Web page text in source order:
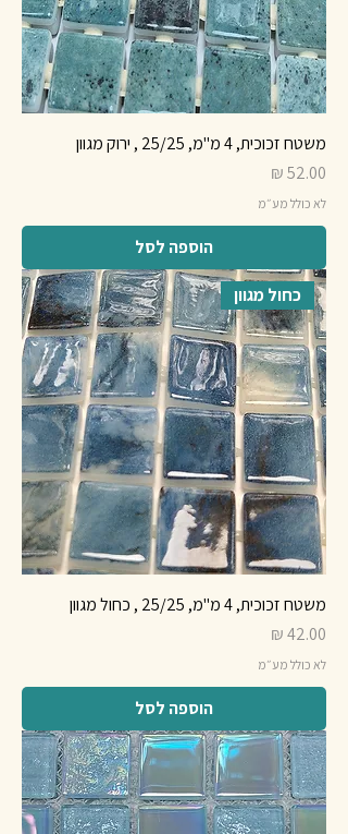
משטח זכוכית, 4 מ"מ, 25/25 , ירוק מגוון
מחיר
לא כולל מע״מ
הוספה לסל
כחול מגוון
משטח זכוכית, 4 מ"מ, 25/25 , כחול מגוון
מחיר
לא כולל מע״מ
הוספה לסל